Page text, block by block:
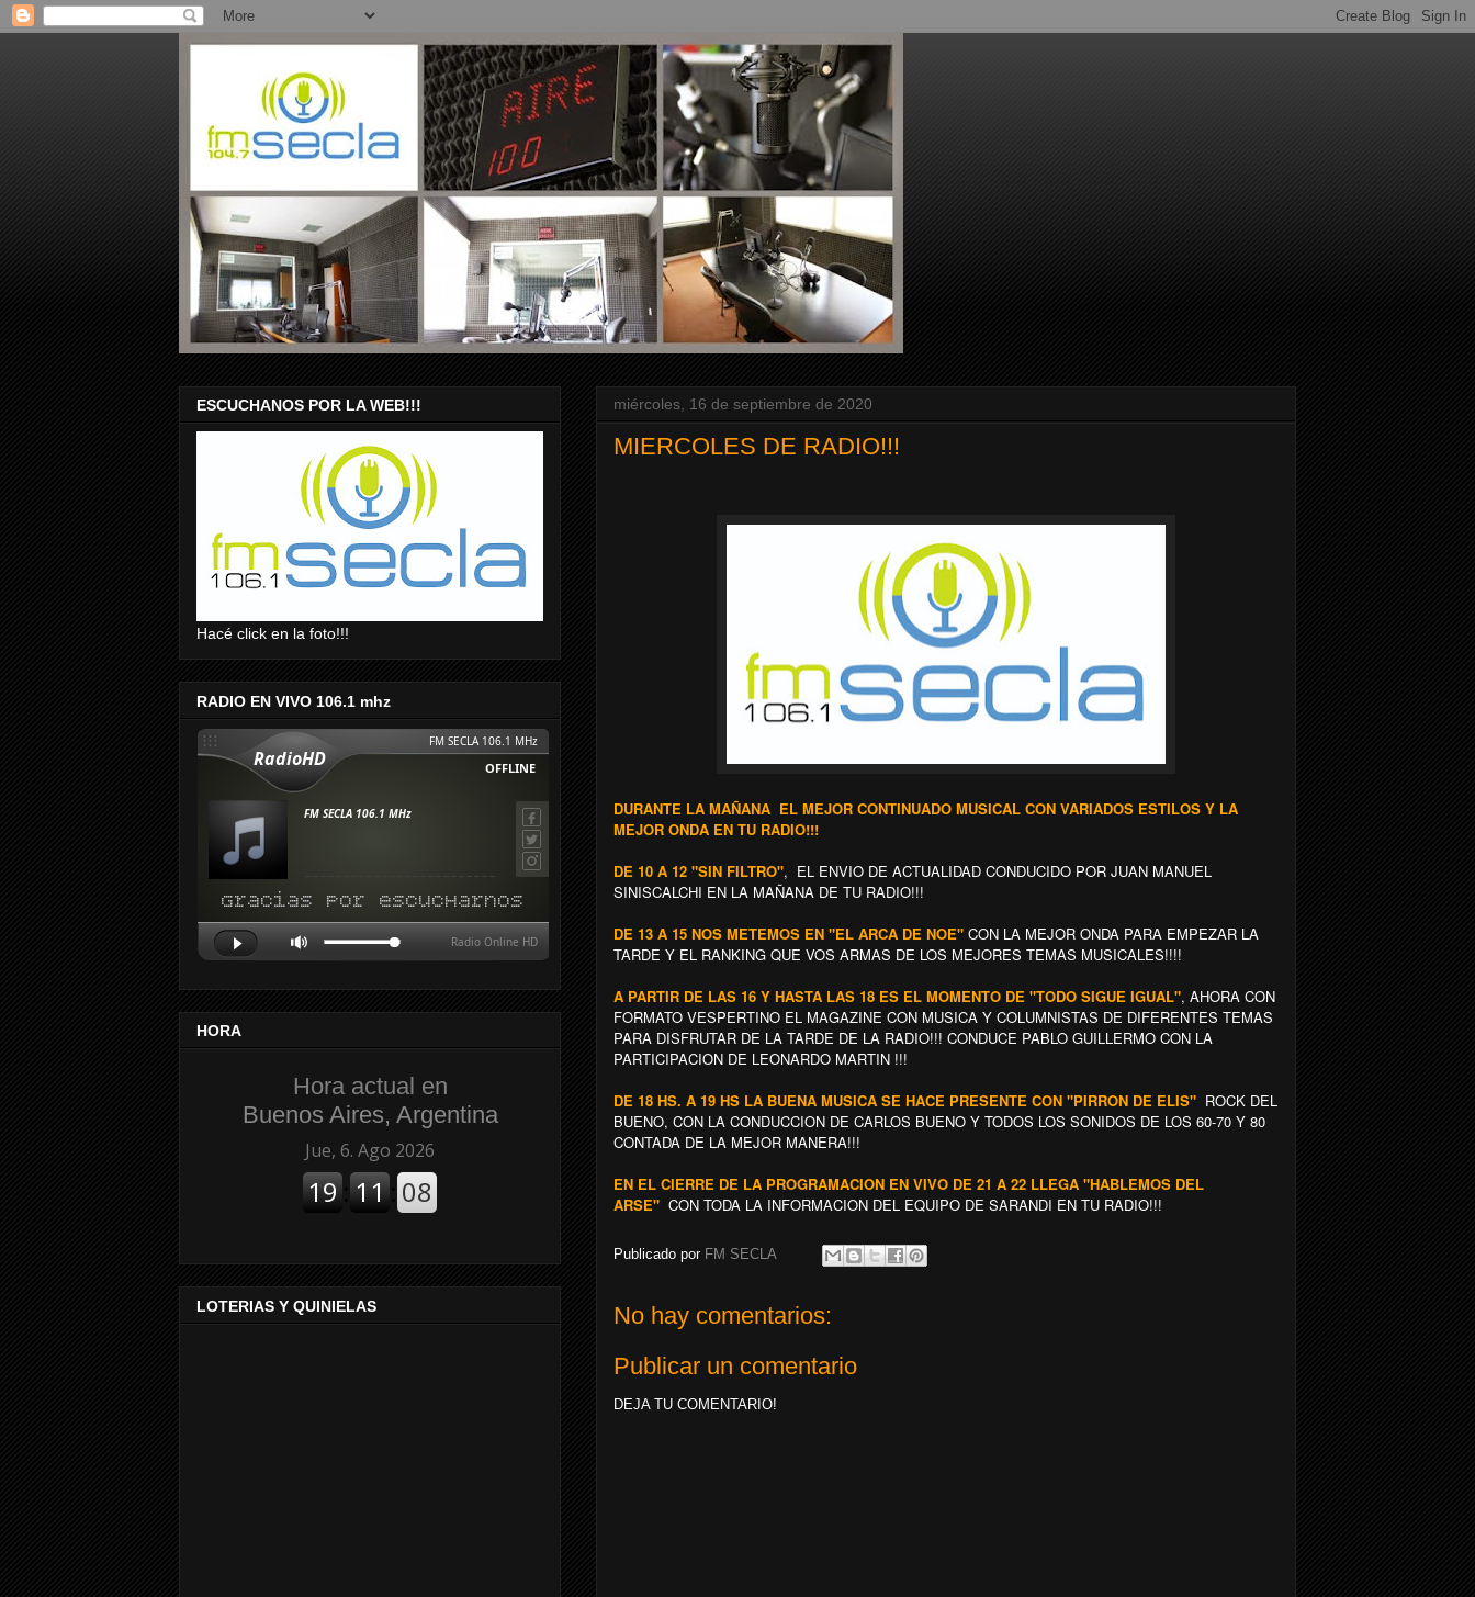
miércoles, 16 de septiembre de 2020
MIERCOLES DE RADIO!!!
DURANTE LA MAÑANA EL MEJOR CONTINUADO MUSICAL CON VARIADOS ESTILOS Y LA
MEJOR ONDA EN TU RADIO!!!
DE 10 A 12 "SIN FILTRO", EL ENVIO DE ACTUALIDAD CONDUCIDO POR JUAN MANUEL
SINISCALCHI EN LA MAÑANA DE TU RADIO!!!
DE 13 A 15 NOS METEMOS EN "EL ARCA DE NOE" CON LA MEJOR ONDA PARA EMPEZAR LA
TARDE Y EL RANKING QUE VOS ARMAS DE LOS MEJORES TEMAS MUSICALES!!!!
A PARTIR DE LAS 16 Y HASTA LAS 18 ES EL MOMENTO DE "TODO SIGUE IGUAL", AHORA CON
FORMATO VESPERTINO EL MAGAZINE CON MUSICA Y COLUMNISTAS DE DIFERENTES TEMAS
PARA DISFRUTAR DE LA TARDE DE LA RADIO!!! CONDUCE PABLO GUILLERMO CON LA
PARTICIPACION DE LEONARDO MARTIN !!!
DE 18 HS. A 19 HS LA BUENA MUSICA SE HACE PRESENTE CON "PIRRON DE ELIS" ROCK DEL
BUENO, CON LA CONDUCCION DE CARLOS BUENO Y TODOS LOS SONIDOS DE LOS 60-70 Y 80
CONTADA DE LA MEJOR MANERA!!!
EN EL CIERRE DE LA PROGRAMACION EN VIVO DE 21 A 22 LLEGA "HABLEMOS DEL
ARSE" CON TODA LA INFORMACION DEL EQUIPO DE SARANDI EN TU RADIO!!!
Publicado por FM SECLA
No hay comentarios:
Publicar un comentario
DEJA TU COMENTARIO!
ESCUCHANOS POR LA WEB!!!
Hacé click en la foto!!!
RADIO EN VIVO 106.1 mhz
HORA
Hora actual en
Buenos Aires, Argentina
LOTERIAS Y QUINIELAS